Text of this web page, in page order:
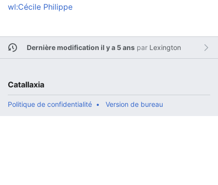
wl:Cécile Philippe
Dernière modification il y a 5 anspar Lexington
Catallaxia
Politique de confidentialité Version de bureau